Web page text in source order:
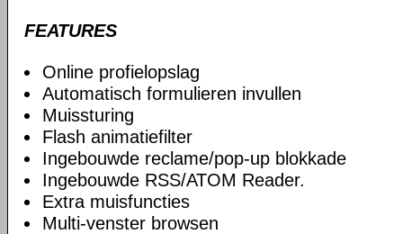
FEATURES
Online profielopslag
Automatisch formulieren invullen
Muissturing
Flash animatiefilter
Ingebouwde reclame/pop-up blokkade
Ingebouwde RSS/ATOM Reader.
Extra muisfuncties
Multi-venster browsen